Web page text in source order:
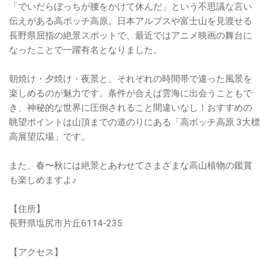
「でいだらぼっちが腰をかけて休んだ」という不思議な言い
伝えがある高ボッチ高原。日本アルプスや富士山を見渡せる
長野県屈指の絶景スポットで、最近ではアニメ映画の舞台に
なったことで一躍有名となりました。
朝焼け・夕焼け・夜景と、それぞれの時間帯で違った風景を
楽しめるのが魅力です。条件が合えば雲海に出会うこともで
き、神秘的な世界に圧倒されること間違いなし！おすすめの
眺望ポイントは山頂までの道のりにある「高ボッチ高原 3大標
高展望広場」です。
また、春〜秋には絶景とあわせてさまざまな高山植物の鑑賞
も楽しめますよ♪
【住所】
長野県塩尻市片丘6114-235
【アクセス】